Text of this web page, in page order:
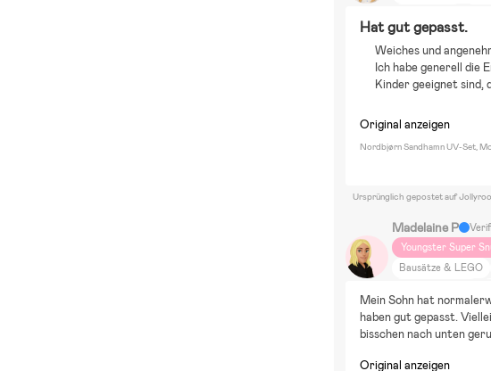
Zuhause und Garten
Hat gut gepasst.
Weiches und
Ich habe generell die
Kinder geeignet sind,
Original anzeigen
Nordbjørn Sandhamn UV-Set,
Ursprünglich gepostet auf
Madelaine P
Youngster Super
Bausätze & LEGO
Zuhause und
Mein Sohn hat
haben gut gepasst.
bisschen nach unten
Original anzeigen